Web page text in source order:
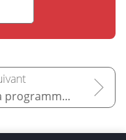
La programmation orientée objet